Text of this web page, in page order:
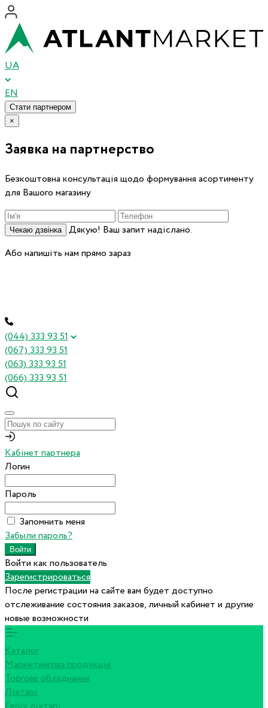
UA
EN
Стати партнером
×
Заявка на партнерство
Безкоштовна консультація щодо формування асортименту
для Вашого магазину
Чекаю дзвінка
Дякую! Ваш запит надіслано.
Або напишіть нам прямо зараз
(044) 333 93 51
(067) 333 93 51
(063) 333 93 51
(066) 333 93 51
Кабінет партнера
Логин
Пароль
Запомнить меня
Забыли пароль?
Войти как пользователь
Зарегистрироваться
После регистрации на сайте вам будет доступно
отслеживание состояния заказов, личный кабинет и другие
новые возможности
Каталог
Маркетингова продукція
Торгове обладнання
Ліхтарі